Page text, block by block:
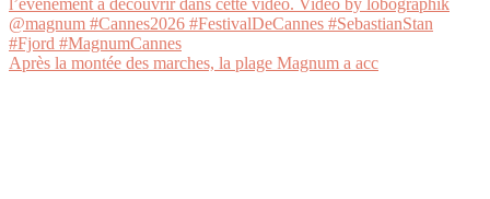
Après la montée des marches, la plage Magnum a acc